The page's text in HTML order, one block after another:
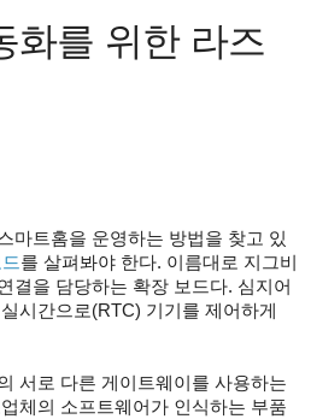
화를 위한 라즈
마트홈을 운영하는 방법을 찾고 있
를 살펴봐야 한다. 이름대로 지그비
결을 담당하는 확장 보드다. 심지어
시간으로(RTC) 기기를 제어하게
서로 다른 게이트웨이를 사용하는
체의 소프트웨어가 인식하는 부품